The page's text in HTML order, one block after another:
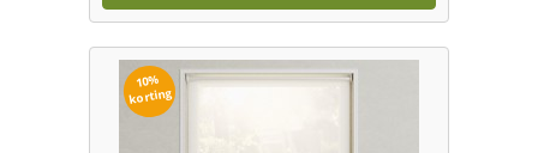
10%
korting